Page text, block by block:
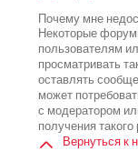
Почему мне
Некоторые
пользователям
просматривать
оставлять
может
с модератором
получения
Вернуться к